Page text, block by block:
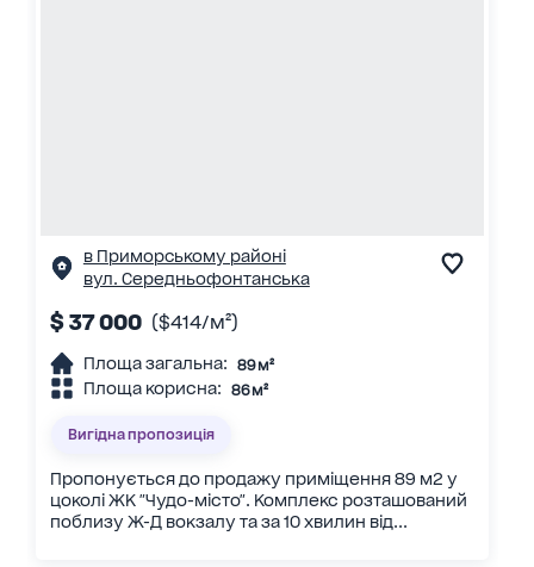
в Приморському районі
вул. Середньофонтанська
$ 37 000 ($414/м²)
Площа загальна: 89 м²
Площа корисна: 86 м²
Вигідна пропозиція
Пропонується до продажу приміщення 89 м2 у
цоколі ЖК "Чудо-місто". Комплекс розташований
поблизу Ж-Д вокзалу та за 10 хвилин від...